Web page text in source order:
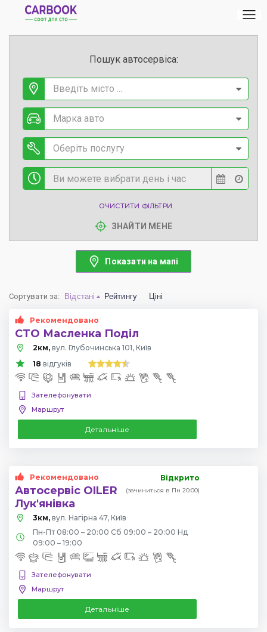
Пошук автосервіса:
Введіть місто ...
Марка авто
Оберіть послугу
ОЧИСТИТИ ФІЛЬТРИ
ЗНАЙТИ МЕНЕ
Показати на мапі
Сортувати за: Відстані Рейтингу Ціні
Рекомендовано
СТО Масленка Поділ
2км, вул. Глубочинська 101, Київ
18 відгуків
Зателефонувати
Маршрут
Детальніше
Рекомендовано
Автосервіс OILER
Лук'янівка
Відкрито
(зачиниться в Пн 20:00)
3км, вул. Нагірна 47, Київ
Пн-Пт 08:00 – 20:00 Сб 09:00 – 20:00 Нд
09:00 – 19:00
Зателефонувати
Маршрут
Детальніше